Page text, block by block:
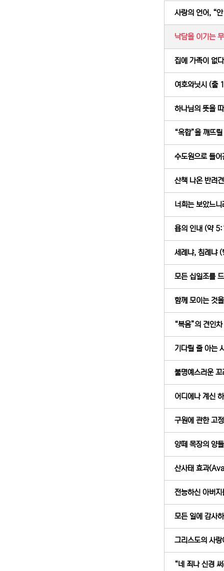
사랑의 언어, “
낙담을 이기는
집에 가족이 없
여호와닛시 (출
하나님의 뜻을
“옥합”을 깨뜨
수도원으로 들
산책 나온 반려
너희는 보았느
욥의 인내 (약
세례냐, 침례냐
모든 십일조를
함께 모이는 것
“복음”의 견인
기다릴 줄 아는
불명예스러운
어디에나 계신
구원에 관한 고
양떼 목장의 양
산사태 효과
전능하신 아버
모든 일에 감사
그리스도의 사
“네 죄나 신경